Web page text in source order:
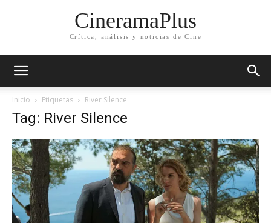
CineramaPlus
Crítica, análisis y noticias de Cine
Inicio Etiquetas River Silence
Tag: River Silence